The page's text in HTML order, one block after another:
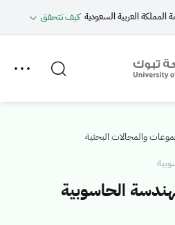
العربية السعودية كيف تتحقق
والمجالات البحثية
الحاسوبية